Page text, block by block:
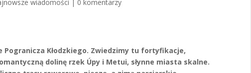
wiadomości | 0 komentarzy
Kłodzkiego. Zwiedzimy tu fortyfikacje,
dolinę rzek Úpy i Metui, słynne miasta skalne.